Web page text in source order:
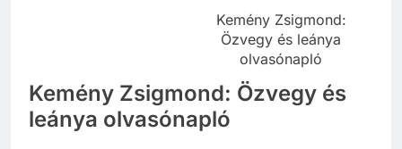
Kemény Zsigmond:
Özvegy és leánya
olvasónapló
Kemény Zsigmond: Özvegy és
leánya olvasónapló